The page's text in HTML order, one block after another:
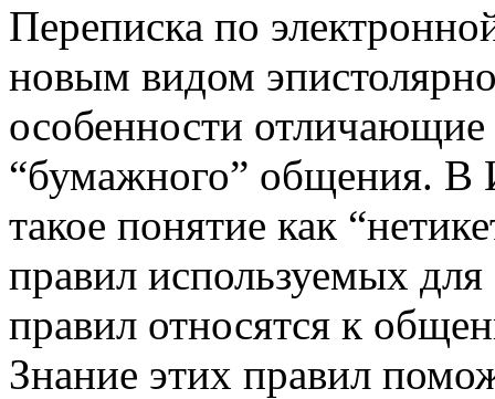
Переписка по
новым видом
особенности отличающие
“бумажного” общения. В
такое понятие как
правил используемых
правил относятся к
Знание этих правил